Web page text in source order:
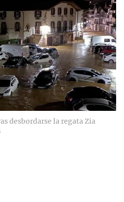
desbordarse la regata Zia